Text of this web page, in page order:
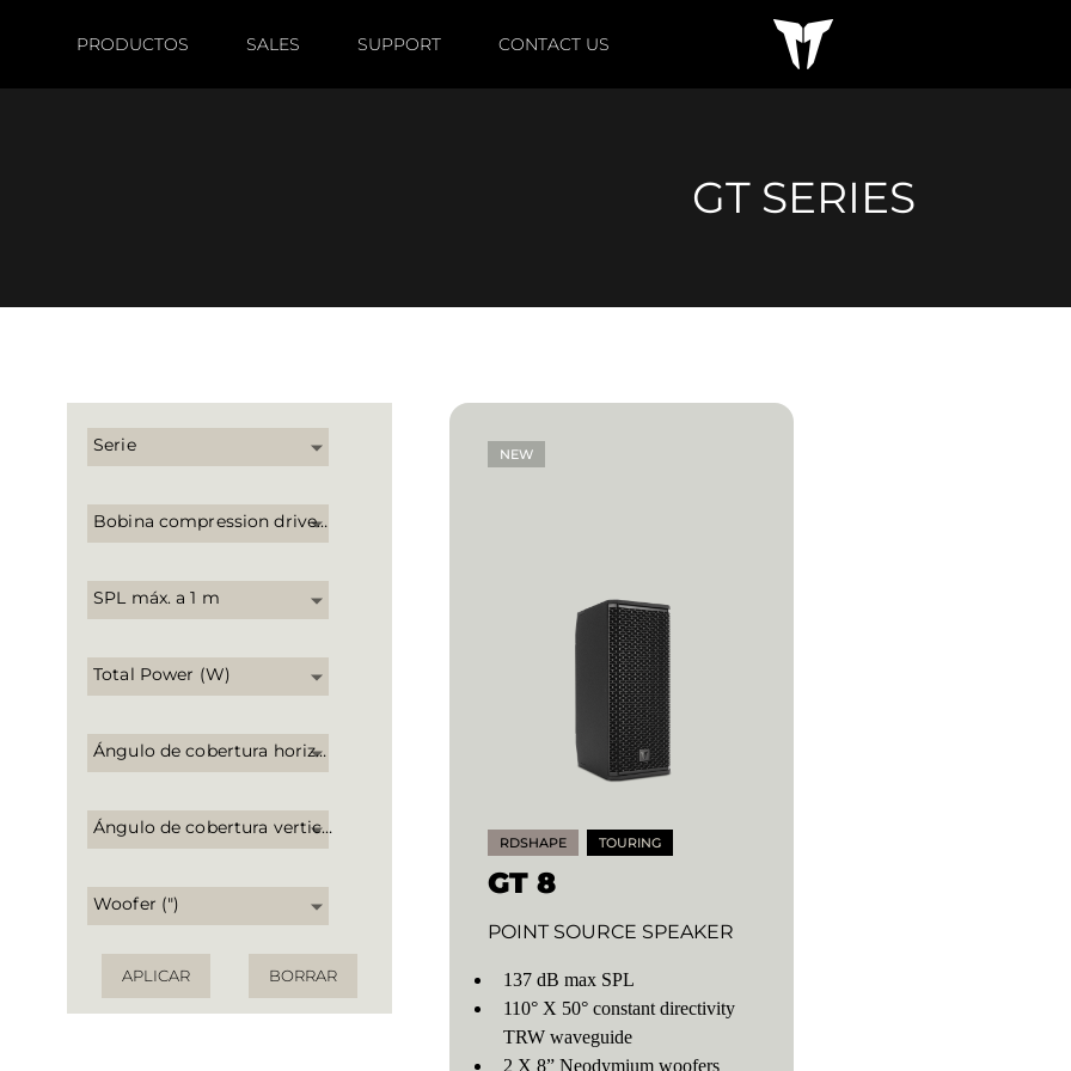
PRODUCTOS SALES SUPPORT CONTACT US
GT SERIES
Serie
Bobina compression driver ('')
SPL máx. a 1 m
Total Power (W)
Ángulo de cobertura horizontal
Ángulo de cobertura vertical
Woofer (")
APLICAR BORRAR
NEW
RDSHAPE TOURING
GT 8
POINT SOURCE SPEAKER
137 dB max SPL
110° X 50° constant directivity
TRW waveguide
2 X 8” Neodymium woofers